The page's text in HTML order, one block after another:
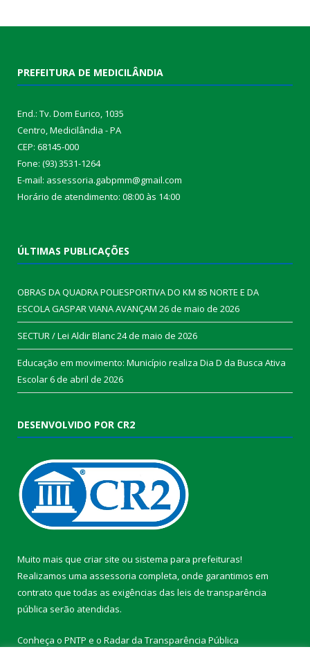
PREFEITURA DE MEDICILÂNDIA
End.: Tv. Dom Eurico, 1035
Centro, Medicilândia - PA
CEP: 68145-000
Fone: (93) 3531-1264
E-mail: assessoria.gabpmm@gmail.com
Horário de atendimento: 08:00 às 14:00
ÚLTIMAS PUBLICAÇÕES
OBRAS DA QUADRA POLIESPORTIVA DO KM 85 NORTE E DA
ESCOLA GASPAR VIANA AVANÇAM 26 de maio de 2026
SECTUR / Lei Aldir Blanc24 de maio de 2026
Educação em movimento: Município realiza Dia D da Busca Ativa
Escolar6 de abril de 2026
DESENVOLVIDO POR CR2
Muito mais que criar site ou sistema para prefeituras!
Realizamos uma assessoria completa, onde garantimos em
contrato que todas as exigências das leis de transparência
pública serão atendidas.
Conheça o PNTP e o Radar da Transparência Pública